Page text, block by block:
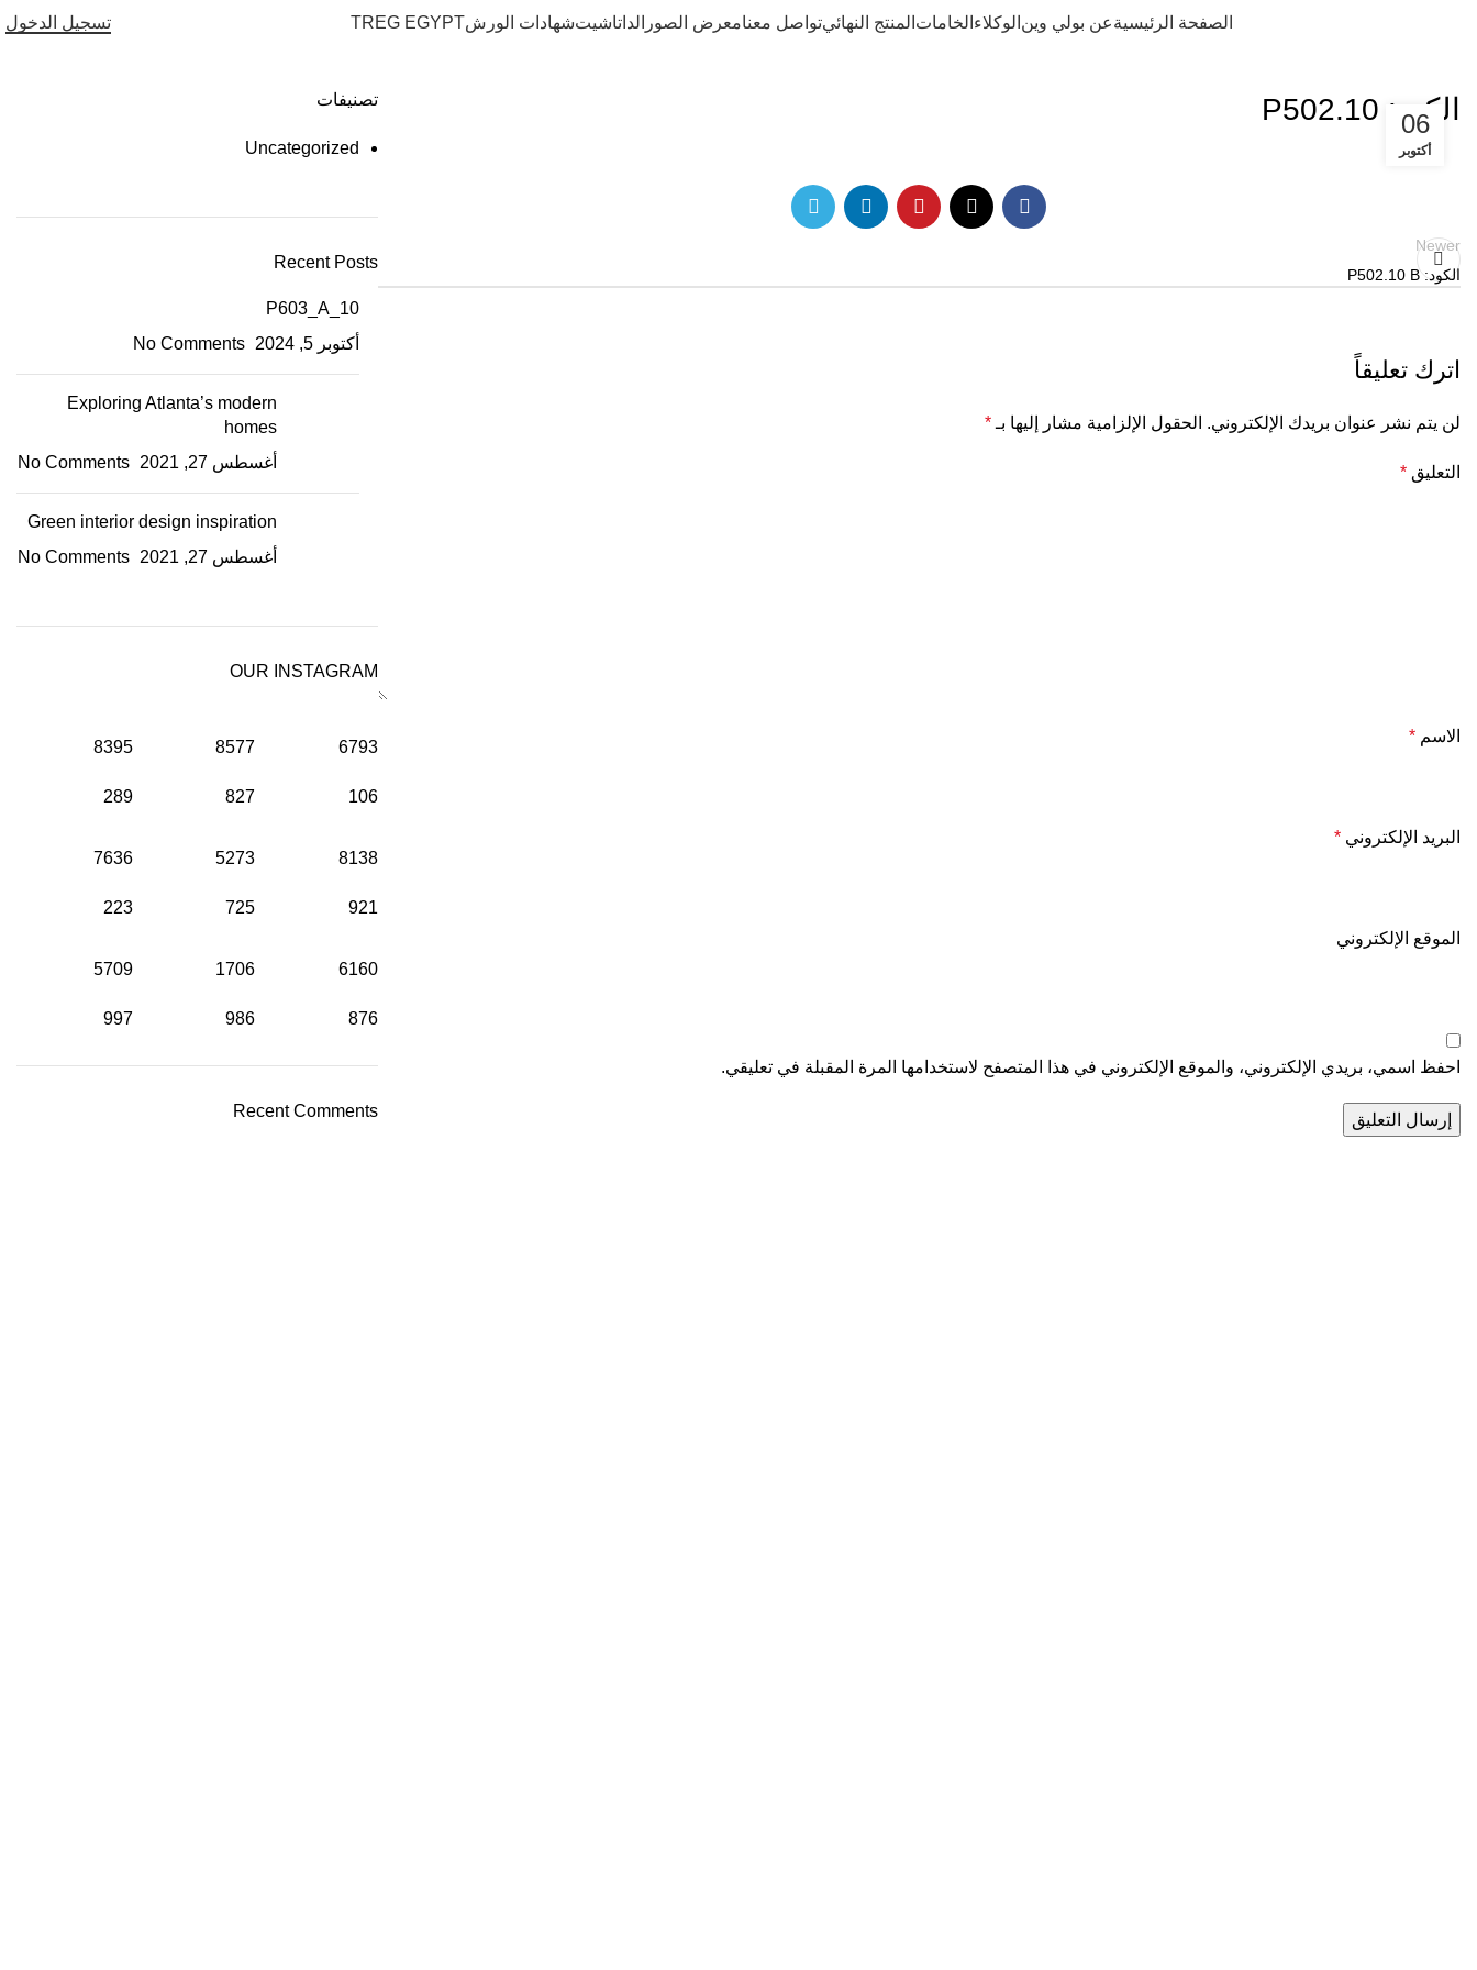
الصفحة الرئيسيةعن بولي وين الوكلاء الخامات المنتج النهائيتواصل معنامعرض الصور الداتاشيتشهادات الورشTREG EGYPT تسجيل الدخول
الكود: P502.10
06
أكتوبر
Newer
الكود: P502.10 B
اترك تعليقاً
لن يتم نشر عنوان بريدك الإلكتروني. الحقول الإلزامية مشار إليها بـ *
التعليق *
الاسم *
البريد الإلكتروني *
الموقع الإلكتروني
احفظ اسمي، بريدي الإلكتروني، والموقع الإلكتروني في هذا المتصفح لاستخدامها المرة المقبلة في تعليقي.
تصنيفات
Uncategorized
Recent Posts
P603_A_10
أكتوبر 5, 2024
No Comments
Exploring Atlanta’s modern
homes
أغسطس 27, 2021
No Comments
Green interior design inspiration
أغسطس 27, 2021
No Comments
OUR INSTAGRAM
6793
106
8577
827
8395
289
8138
921
5273
725
7636
223
6160
876
1706
986
5709
997
Recent Comments